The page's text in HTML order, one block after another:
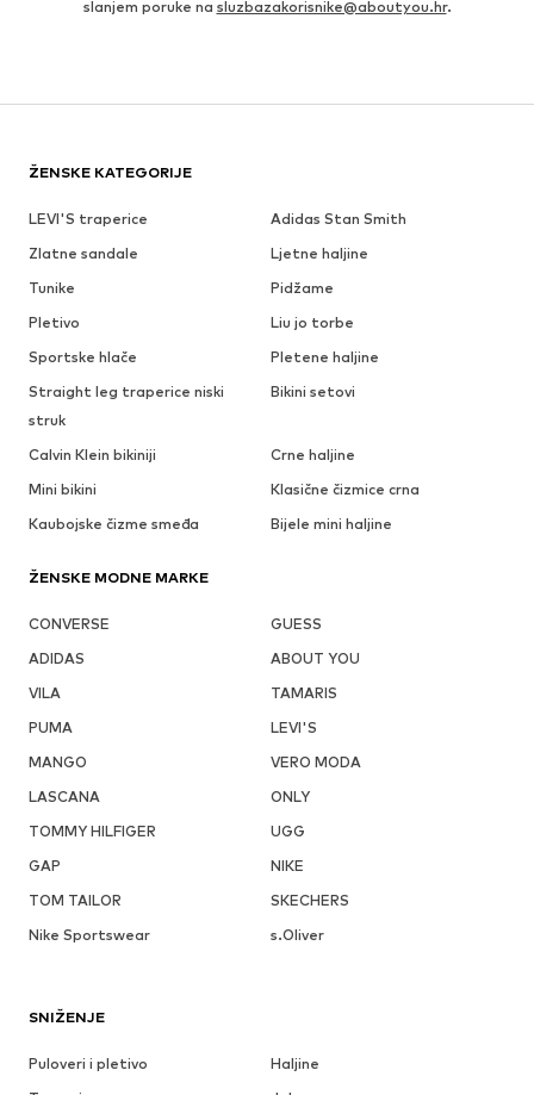
slanjem poruke na sluzbazakorisnike@aboutyou.hr.
ŽENSKE KATEGORIJE
LEVI'S traperice
Adidas Stan Smith
Zlatne sandale
Ljetne haljine
Tunike
Pidžame
Pletivo
Liu jo torbe
Sportske hlače
Pletene haljine
Straight leg traperice niski
struk
Bikini setovi
Calvin Klein bikiniji
Crne haljine
Mini bikini
Klasične čizmice crna
Kaubojske čizme smeđa
Bijele mini haljine
ŽENSKE MODNE MARKE
CONVERSE
GUESS
ADIDAS
ABOUT YOU
VILA
TAMARIS
PUMA
LEVI'S
MANGO
VERO MODA
LASCANA
ONLY
TOMMY HILFIGER
UGG
GAP
NIKE
TOM TAILOR
SKECHERS
Nike Sportswear
s.Oliver
SNIŽENJE
Puloveri i pletivo
Haljine